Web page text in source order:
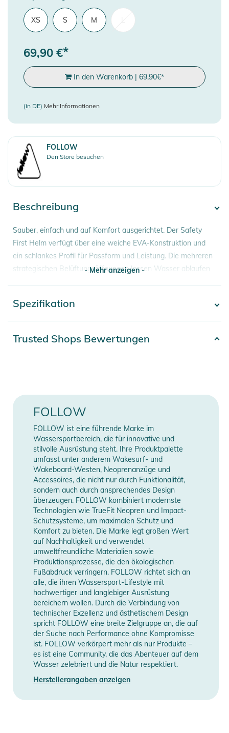
XS S M
69,90 €*
In den Warenkorb | 69,90€*
(in DE) Mehr Informationen
FOLLOW
Den Store besuchen
Beschreibung
Sauber, einfach und auf Komfort ausgerichtet. Der Safety
First Helm verfügt über eine weiche EVA-Konstruktion und
ein schlankes Profil für Passform und Leistung. Die mehreren
strategischen Belüftungsöffnungen lassen Wasser ablaufen
erleichtert die perfekte Passform.
- Weiche EVA-Polsterung
Sicherheitshinweise
Gebrauchsanweisungen, Sicherheitshinweise und Warnungen
finden Sie direkt am Produkt.
- Mehr anzeigen -
Spezifikation
Manufacturer
Information
Herstellerangaben
anzeigen
Trusted Shops Bewertungen
FOLLOW
FOLLOW ist eine führende Marke im
Wassersportbereich, die für innovative und
stilvolle Ausrüstung steht. Ihre Produktpalette
umfasst unter anderem Wakesurf- und
Wakeboard-Westen, Neoprenanzüge und
Accessoires, die nicht nur durch Funktionalität,
sondern auch durch ansprechendes Design
überzeugen. FOLLOW kombiniert modernste
Technologien wie TrueFit Neopren und Impact-
Schutzsysteme, um maximalen Schutz und
Komfort zu bieten. Die Marke legt großen Wert
auf Nachhaltigkeit und verwendet
umweltfreundliche Materialien sowie
Produktionsprozesse, die den ökologischen
Fußabdruck verringern. FOLLOW richtet sich an
alle, die ihren Wassersport-Lifestyle mit
hochwertiger und langlebiger Ausrüstung
bereichern wollen. Durch die Verbindung von
technischer Exzellenz und ästhetischem Design
spricht FOLLOW eine breite Zielgruppe an, die auf
der Suche nach Performance ohne Kompromisse
ist. FOLLOW verkörpert mehr als nur Produkte –
es ist eine Community, die das Abenteuer auf dem
Wasser zelebriert und die Natur respektiert.
Herstellerangaben anzeigen